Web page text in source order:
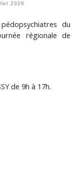
2026
du
régionale de
de 9h à 17h.